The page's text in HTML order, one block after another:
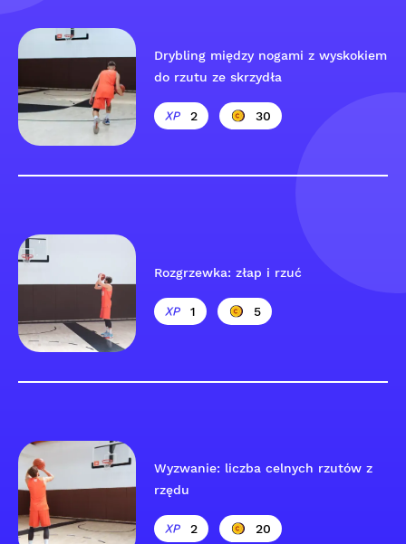
Drybling między nogami z wyskokiem
do rzutu ze skrzydła
2 30
Rozgrzewka: złap i rzuć
1 5
Wyzwanie: liczba celnych rzutów z
rzędu
2 20